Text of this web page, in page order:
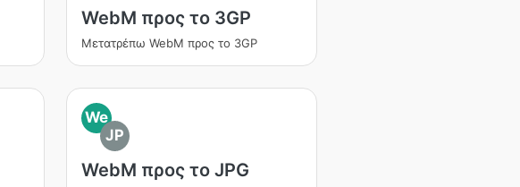
WebM προς το 3GP
Μετατρέπω WebM προς το 3GP
We
JP
WebM προς το JPG